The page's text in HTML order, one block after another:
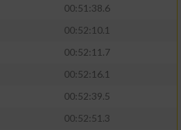
00:51:38.6
00:52:10.1
00:52:11.7
00:52:16.1
00:52:39.5
00:52:51.3